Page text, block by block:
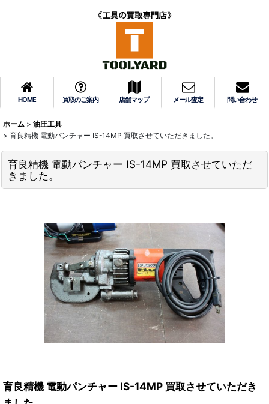
HOME 買取のご案内 店舗マップ メール査定 問い合わせ
ホーム > 油圧工具
> 育良精機 電動パンチャー IS-14MP 買取させていただきました。
育良精機 電動パンチャー IS-14MP 買取させていただ
きました。
育良精機 電動パンチャー IS-14MP 買取させていただき